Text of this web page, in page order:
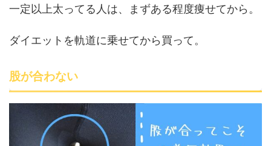
一定以上太ってる人は、まずある程度痩せてから。
ダイエットを軌道に乗せてから買って。
股が合わない